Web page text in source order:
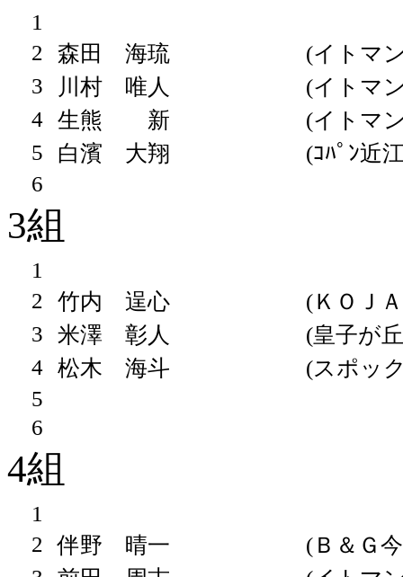
1
2
森田 海琉
(イトマ
3
川村 唯人
(イトマ
4 生熊 新
(イトマ
5
白濱 大翔
(ｺﾊﾟﾝ近
6
3組
1
2
竹内 逞心
(ＫＯＪ
3
米澤 彰人
(皇子が
4 松木 海斗
(スポッ
5
6
4組
1
2 伴野 晴一
(Ｂ＆Ｇ